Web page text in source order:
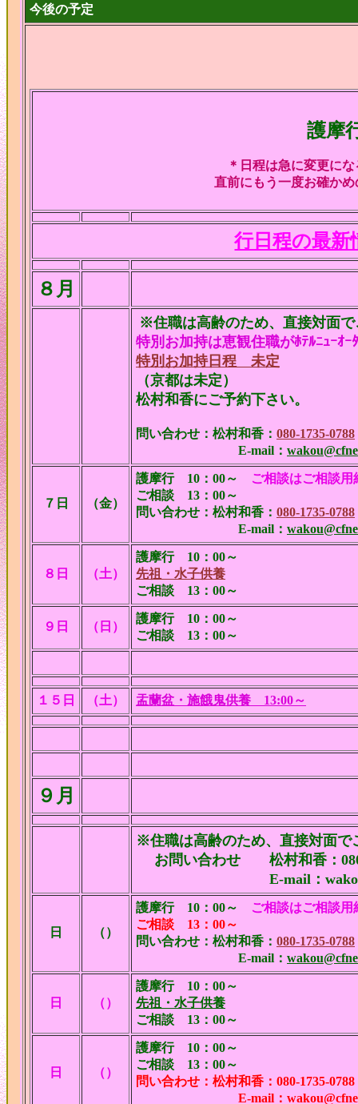
今後の予定
護摩
＊日程は急に変更に
直前にもう一度お確か
行日程の最新
８月
※住職は高齢のため、直接対面
特別お加持は恵観住職がﾎﾃﾙﾆｭｰｵ
特別お加持日程 未定
（京都は未定）
松村和香にご予約下さい。
問い合わせ：松村和香： 080-1735-0788
E-mail：
７日 （金）
護摩行10：00～
ご相談はご相談
ご相談 13：00～
問い合わせ：松村和香： 080-1735-0788
E-mail：
８日 （土）
護摩行10：00～
先祖・水子供養
ご相談 13：00～
９日 （日）
護摩行10：00～
ご相談 13：00～
１５日 （土） 盂蘭盆・施餓鬼供養 13:00～
９月
※住職は高齢のため、直接対面で
お問い合わせ 松村和香：
E-mail：
日 （）
護摩行10：00～
ご相談はご相談
ご相談 13：00～
問い合わせ：松村和香： 080-1735-0788
E-mail：
日 （）
護摩行10：00～
先祖・水子供養
ご相談 13：00～
日 （）
護摩行10：00～
ご相談 13：00～
問い合わせ：松村和香：080-1735-0788
E-mail：